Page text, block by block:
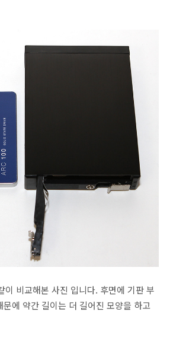
이 비교해본 사진 입니다. 후면에 기판 부
에 약간 길이는 더 길어진 모양을 하고